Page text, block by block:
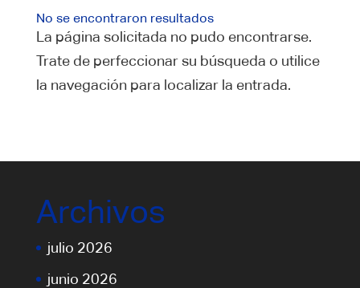
No se encontraron resultados
La página solicitada no pudo encontrarse.
Trate de perfeccionar su búsqueda o utilice
la navegación para localizar la entrada.
Archivos
julio 2026
junio 2026